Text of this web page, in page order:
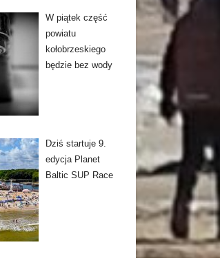
W piątek część
powiatu
kołobrzeskiego
będzie bez wody
Dziś startuje 9.
edycja Planet
Baltic SUP Race